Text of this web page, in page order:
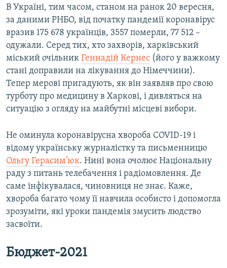
В Україні, тим часом, станом на ранок 20 вересня,
за даними РНБО, від початку пандемії коронавірус
вразив 175 678 українців, 3557 померли, 77 512 –
одужали. Серед тих, хто захворів, харківський
міський очільник Геннадій Кернес (його у важкому
стані доправили на лікування до Німеччини).
Тепер мерові пригадують, як він заявляв про свою
турботу про медицину в Харкові, і дивляться на
ситуацію з огляду на майбутні місцеві вибори.
Не оминула коронавірусна хвороба COVID-19 і
відому українську журналістку та письменницю
Ольгу Герасим’юк. Нині вона очолює Національну
раду з питань телебачення і радіомовлення. Де
саме інфікувалася, чиновниця не знає. Каже,
хвороба багато чому її навчила особисто і допомогла
зрозуміти, які уроки пандемія змусить людство
засвоїти.
Бюджет-2021